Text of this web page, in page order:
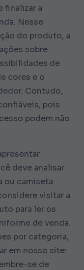
finalizar a
Nesse
do produto, a
sobre
de
cores e o
Contudo,
pois
podem não
deve analisar
ou camiseta
visitar a
para ler os
de venda.
por categoria,
em nosso site:
se de